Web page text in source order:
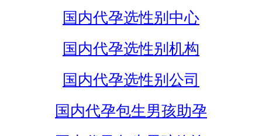
国内代孕选性别中心
国内代孕选性别机构
国内代孕选性别公司
国内代孕包生男孩助孕